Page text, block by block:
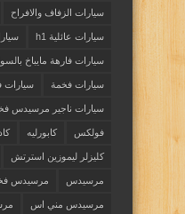
سيارات الزفاف والافراح
سيارات عائلية h1
سيارات فارهة مايباخ
سيارات فخمة سيارات
سيارات ناجير مرسيدس
فولكس كابورليه
كليزلر ليموزين استرتش
مرسيدس مرسيدس
مرسيدس مني اس